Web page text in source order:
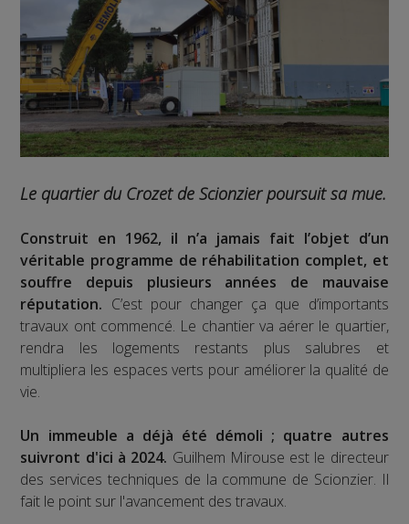
Le quartier du Crozet de Scionzier poursuit sa mue.
Construit en 1962, il n’a jamais fait l’objet d’un
véritable programme de réhabilitation complet, et
souffre depuis plusieurs années de mauvaise
réputation. C’est pour changer ça que d’importants
travaux ont commencé. Le chantier va aérer le quartier,
rendra les logements restants plus salubres et
multipliera les espaces verts pour améliorer la qualité de
vie.
Un immeuble a déjà été démoli ; quatre autres
suivront d'ici à 2024. Guilhem Mirouse est le directeur
des services techniques de la commune de Scionzier. Il
fait le point sur l'avancement des travaux.